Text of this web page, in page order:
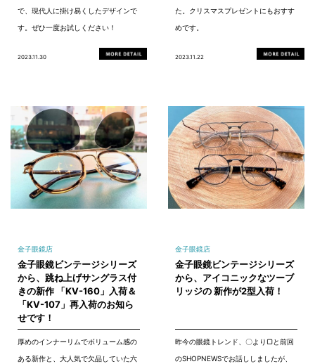
で、現代人に掛け易くしたデザインで
す。ぜひ一度お試しください！
2023.11.30
た。クリスマスプレゼントにもおすす
めです。
2023.11.22
金子眼鏡店
金子眼鏡ビンテージシリーズ
から、跳ね上げサングラス付
きの新作 「KV-160」入荷＆
「KV-107」再入荷のお知ら
せです！
厚めのインナーリムでボリューム感の
ある新作と、大人気で欠品していた六
金子眼鏡店
金子眼鏡ビンテージシリーズ
から、アイコニックなツーブ
リッジの 新作が2型入荷！
昨今の眼鏡トレンド、〇より▢と前回
のSHOPNEWSでお話ししましたが、